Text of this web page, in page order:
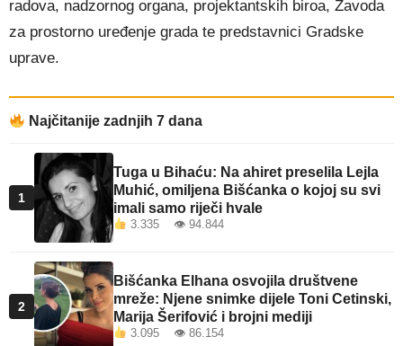
radova, nadzornog organa, projektantskih biroa, Zavoda
za prostorno uređenje grada te predstavnici Gradske
uprave.
Najčitanije zadnjih 7 dana
1
Tuga u Bihaću: Na ahiret preselila Lejla
Muhić, omiljena Bišćanka o kojoj su svi
imali samo riječi hvale
3.335 👁 94.844
2
Bišćanka Elhana osvojila društvene
mreže: Njene snimke dijele Toni Cetinski,
Marija Šerifović i brojni mediji
3.095 👁 86.154